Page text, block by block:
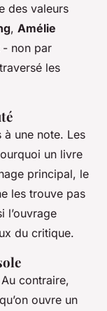
des valeurs
, Amélie
- non par
les
à une note. Les
un livre
principal, le
les trouve pas
l’ouvrage
du critique.
contraire,
ouvre un